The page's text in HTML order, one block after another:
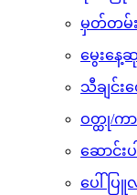
မှတ်တမ်း
မွေးနေ့ဆု
သီချင်းတ
ဝတ္ထု/ကာ
ဆောင်းပါ
ပေါ်ပြူ